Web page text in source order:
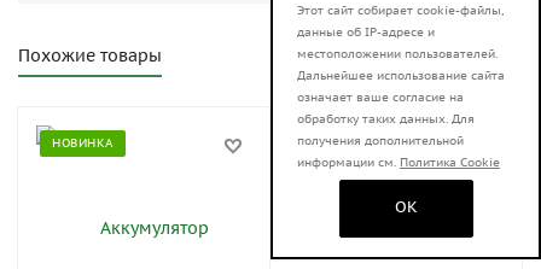
Похожие товары
НОВИНКА НОВИНКА
Этот сайт собирает cookie-файлы,
данные об IP-адресе и
местоположении пользователей.
Дальнейшее использование сайта
означает ваше согласие на
обработку таких данных. Для
получения дополнительной
информации см. Политика Cookie
OK